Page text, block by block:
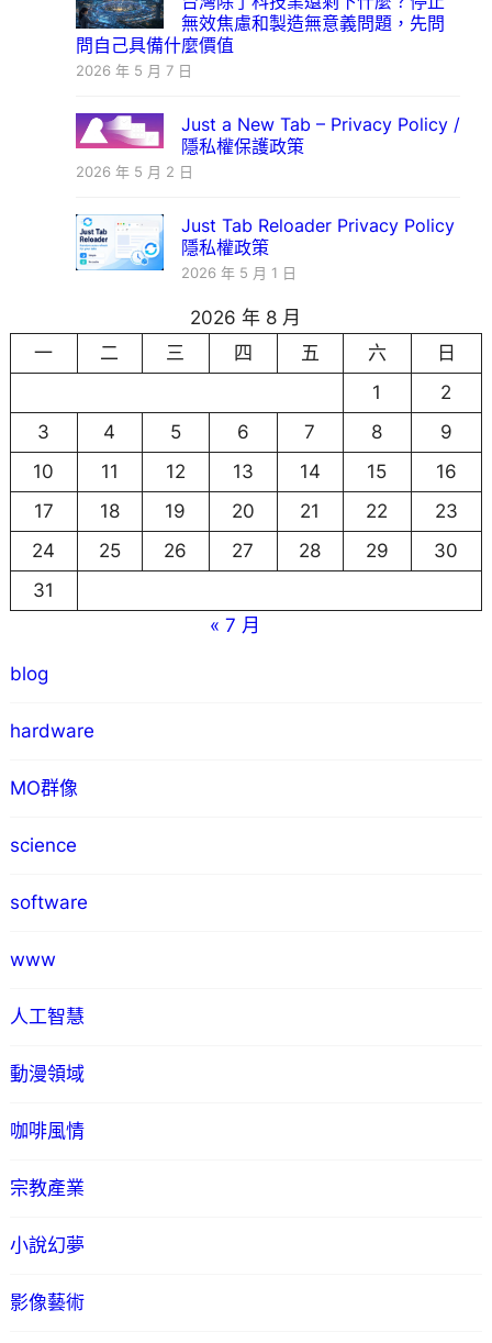
無效焦慮和製造無意義問題，先問
問自己具備什麼價值
2026 年 5 月 7 日
Just a New Tab – Privacy Policy /
隱私權保護政策
2026 年 5 月 2 日
Just Tab Reloader Privacy Policy
隱私權政策
2026 年 5 月 1 日
2026 年 8 月
一
二 三 四 五 六
日
1
2
3
4 5 6 7 8
9
10
11 12 13 14 15
16
17
18 19 20 21 22
23
24
25 26 27 28 29
30
31
« 7 月
blog
hardware
MO群像
science
software
www
人工智慧
動漫領域
咖啡風情
宗教產業
小說幻夢
影像藝術